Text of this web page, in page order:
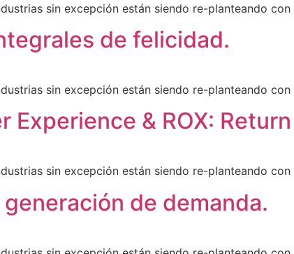
sin excepción están siendo re-planteando
de felicidad.
sin excepción están siendo re-planteando
Experience & ROX:
sin excepción están siendo re-planteando
de demanda.